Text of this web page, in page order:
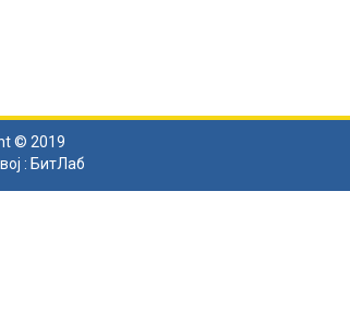
© 2019
: БитЛаб